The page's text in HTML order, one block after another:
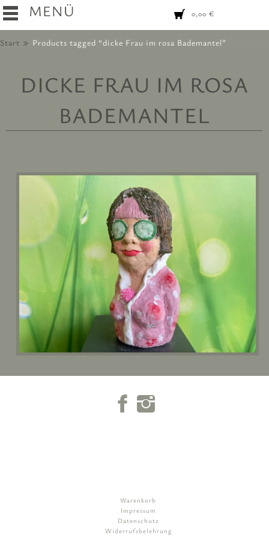
MENÜ 0,00 €
Start Products tagged “dicke Frau im rosa Bademantel”
DICKE FRAU IM ROSA
BADEMANTEL
Warenkorb
Impressum
Datenschutz
Widerrufsbelehrung